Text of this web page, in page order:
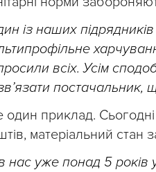
із наших
всіх. Усім
постачальник,
приклад. Сьогодні
матеріальний стан
нас уже понад 5 років